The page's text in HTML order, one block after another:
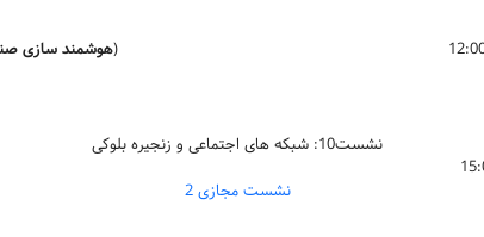
(هوشمند سازی
نشست10: شبکه های اجتماعی و زنجیره بلوکی
نشست مجازی 2